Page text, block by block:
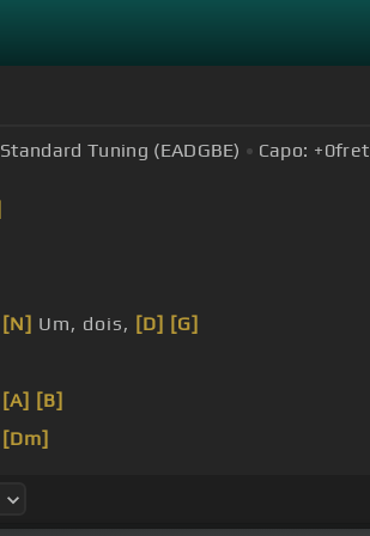
Standard Tuning (EADGBE) Capo: +0fret
[N] Um, dois, [D] [G]
[A] [B]
[Dm]